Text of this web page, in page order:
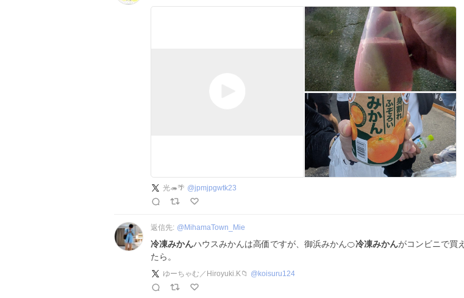
光🦔🌴 @jpmjpgwtk23
返信先: @ MihamaTown_Mie
冷凍みかんハウスみかんは高価ですが、御浜みかん🍊冷凍みかんがコンビニで買え
たら。
ゆーちゃむ／Hiroyuki.K📁 @ koisuru124